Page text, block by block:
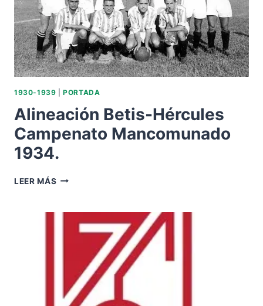
1930-1939 |PORTADA
Alineación Betis-Hércules
Campenato Mancomunado
1934.
LEER MÁS ALINEACIÓN
CAMPENATO
MANCOMUNADO